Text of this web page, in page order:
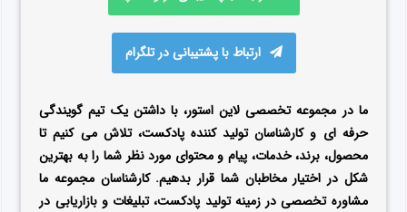
ارتباط با پشتیبانی در تلگرام
ما در مجموعه تخصصی لاین استور، با داشتن یک تیم گویندگی
حرفه ای و کارشناسان تولید کننده پادکست، تلاش می کنیم تا
محصول، برند، خدمات، پیام و محتوای مورد نظر شما را به بهترین
شکل در اختیار مخاطبان شما قرار بدهیم. کارشناسان مجموعه ما
مشاوره تخصصی در زمینه تولید پادکست، تبلیغات و بازاریابی در